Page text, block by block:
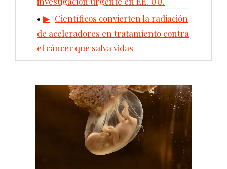
Científicos convierten la radiación
de aceleradores en tratamiento contra
el cáncer que salva vidas